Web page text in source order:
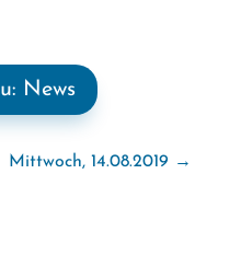
News
Mittwoch, 14.08.2019 →